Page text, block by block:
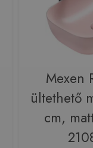
Mexen
ültethető
cm,